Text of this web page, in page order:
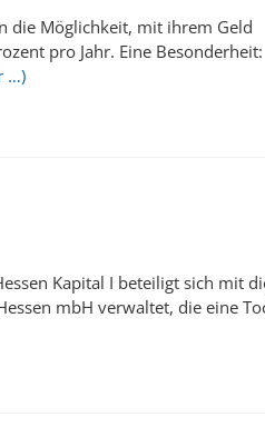
die Möglichkeit, mit ihrem Geld
pro Jahr. Eine Besonderheit:
…)
Kapital I beteiligt sich mit
mbH verwaltet, die eine